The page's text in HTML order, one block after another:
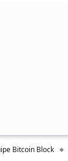
Bitcoin Block